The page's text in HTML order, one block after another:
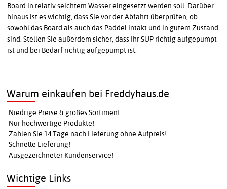
Board in relativ seichtem Wasser eingesetzt werden soll. Darüber
hinaus ist es wichtig, dass Sie vor der Abfahrt überprüfen, ob
sowohl das Board als auch das Paddel intakt und in gutem Zustand
sind. Stellen Sie außerdem sicher, dass Ihr SUP richtig aufgepumpt
ist und bei Bedarf richtig aufgepumpt ist.
Warum einkaufen bei Freddyhaus.de
Niedrige Preise & großes Sortiment
Nur hochwertige Produkte!
Zahlen Sie 14 Tage nach Lieferung ohne Aufpreis!
Schnelle Lieferung!
Ausgezeichneter Kundenservice!
Wichtige Links